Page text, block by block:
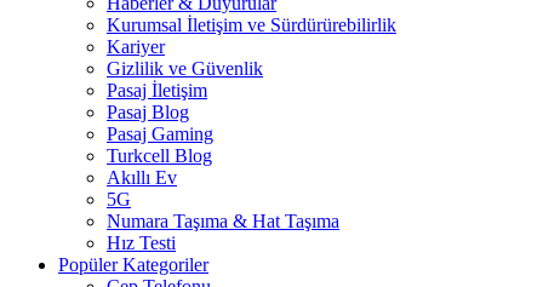
Kurumsal İletişim ve Sürdürürebilirlik
Kariyer
Gizlilik ve Güvenlik
Pasaj İletişim
Pasaj Blog
Pasaj Gaming
Turkcell Blog
Akıllı Ev
5G
Numara Taşıma & Hat Taşıma
Hız Testi
Popüler Kategoriler